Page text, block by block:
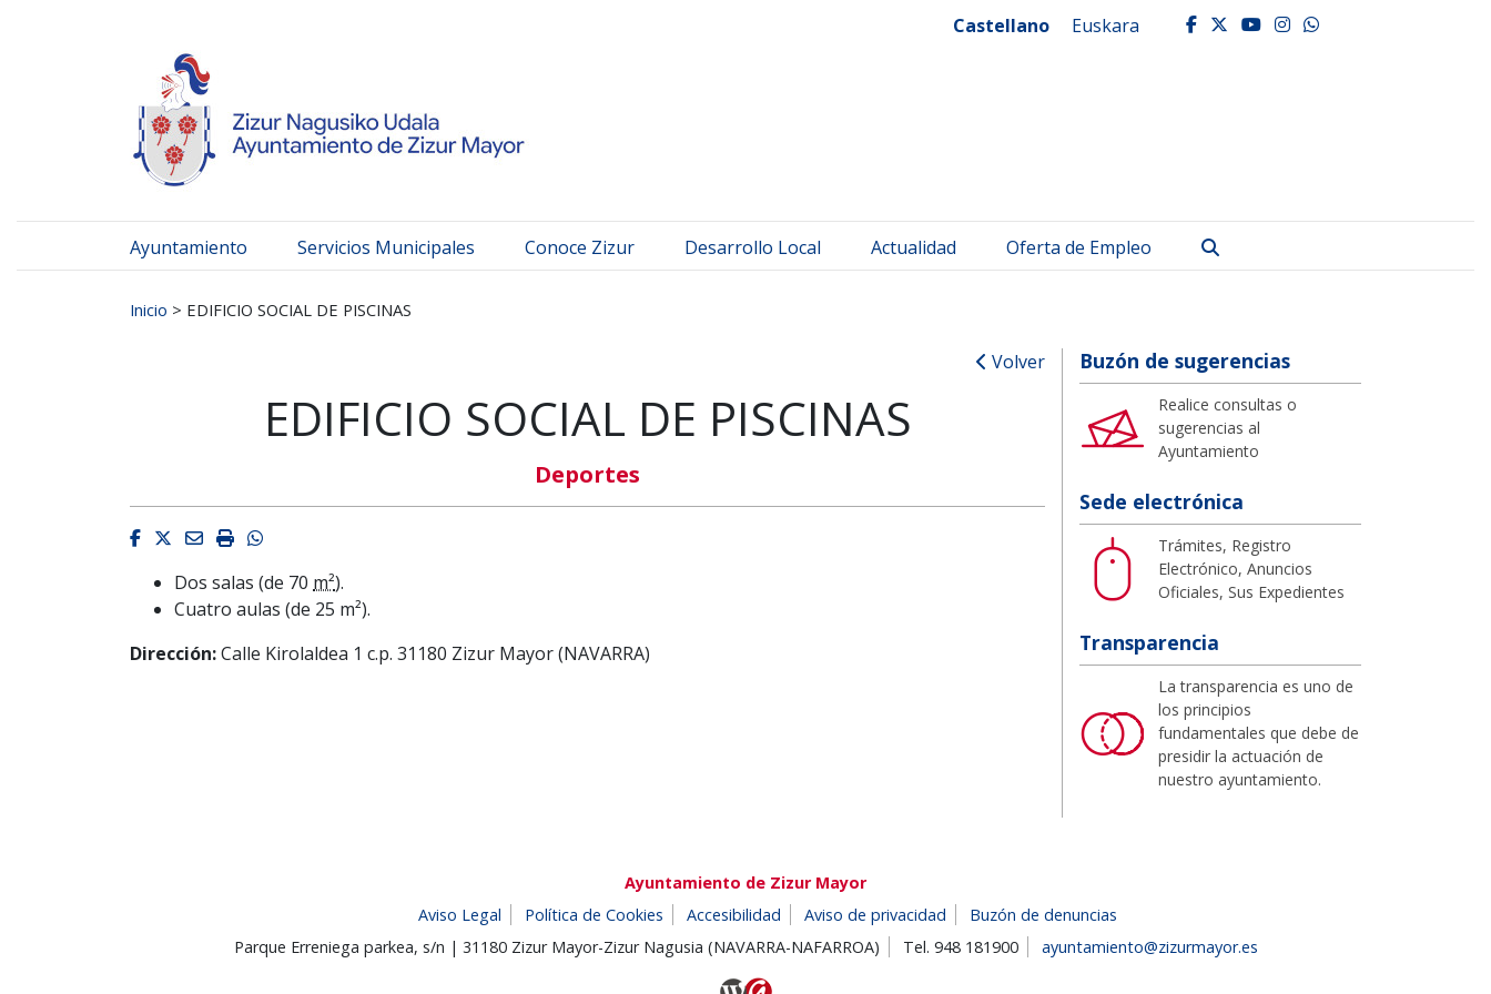
Castellano Euskara facebook
twitter
youtube
instagram
whatsapp
Ayuntamiento Servicios Municipales Conoce Zizur Desarrollo Local Actualidad Oferta de Empleo
Inicio > EDIFICIO SOCIAL DE PISCINAS
Volver
EDIFICIO SOCIAL DE PISCINAS
Deportes
Facebook
Twitter
EmailImprimirWhatsapp
Dos salas (de 70 m²).
Cuatro aulas (de 25 m²).
Dirección:Calle Kirolaldea 1 c.p. 31180 Zizur Mayor (NAVARRA)
Buzón de sugerencias
Realice consultas o
sugerencias al
Ayuntamiento
Sede electrónica
Trámites, Registro
Electrónico, Anuncios
Oficiales, Sus Expedientes
Transparencia
La transparencia es uno de
los principios
fundamentales que debe de
presidir la actuación de
nuestro ayuntamiento.
Ayuntamiento de Zizur Mayor
Aviso Legal
Política de Cookies Accesibilidad Aviso de privacidad
Buzón de denuncias
Parque Erreniega parkea, s/n | 31180 Zizur Mayor-Zizur Nagusia (NAVARRA-NAFARROA)
Tel. 948 181900 ayuntamiento@zizurmayor.es